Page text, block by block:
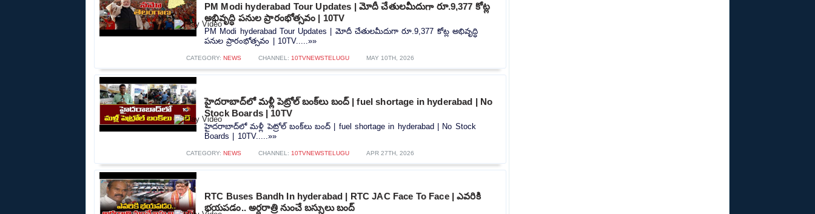
PM Modi hyderabad Tour Updates | మోదీ చేతులమీదుగా రూ.9,377 కోట్ల
అభివృద్ధి పనుల ప్రారంభోత్సవం | 10TV
PM Modi hyderabad Tour Updates | మోదీ చేతులమీదుగా రూ.9,377 కోట్ల అభివృద్ధి
పనుల ప్రారంభోత్సవం | 10TV.....»»
CATEGORY: NEWS CHANNEL: 10TVNEWSTELUGU MAY 10TH, 2026
హైదరాబాద్‍లో మళ్లీ పెట్రోల్ బంక్‍లు బంద్ | fuel shortage in hyderabad | No
Stock Boards | 10TV
హైదరాబాద్‍లో మళ్లీ పెట్రోల్ బంక్‍లు బంద్ | fuel shortage in hyderabad | No Stock
Boards | 10TV.....»»
CATEGORY: NEWS CHANNEL: 10TVNEWSTELUGU APR 27TH, 2026
RTC Buses Bandh In hyderabad | RTC JAC Face To Face | ఎవరికి
భయపడం.. అర్ధరాత్రి నుంచే బస్సులు బంద్